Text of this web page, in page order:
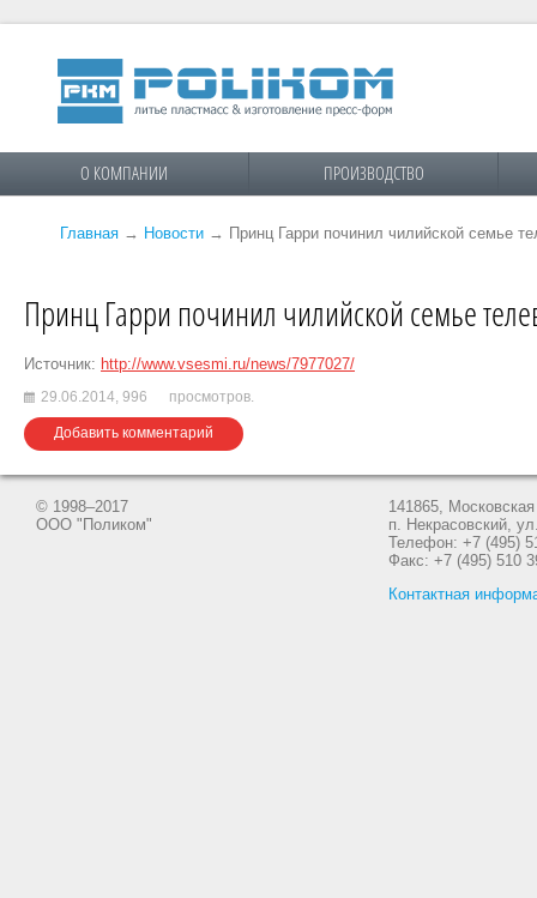
О КОМПАНИИ ПРОИЗВОДСТВО
Главная → Новости → Принц Гарри починил чилийской семье
Принц Гарри починил чилийской семье
Источник: http://www.vsesmi.ru/news/7977027/
29.06.2014, 996 просмотров.
Добавить комментарий
© 1998–2017
ООО "Поликом"
141865,
п. Некрасовский,
Телефон: +7 (495)
Факс: +7 (495) 510
Контактная